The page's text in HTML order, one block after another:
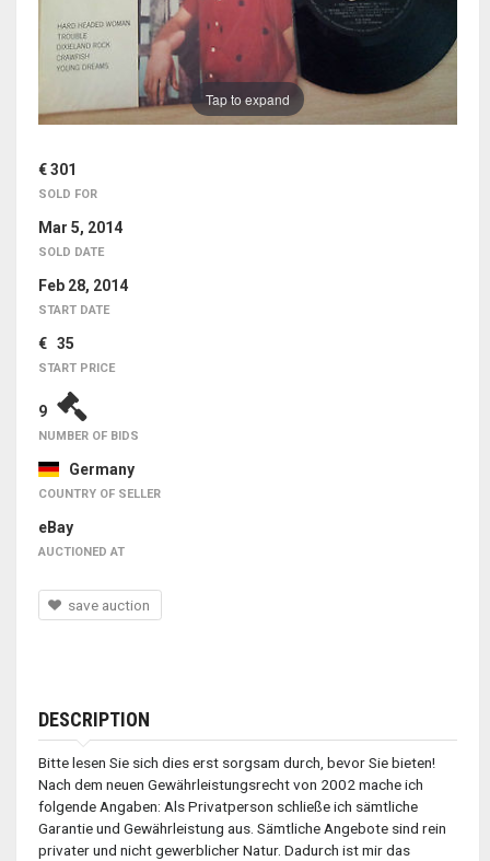
Tap to expand
€ 301
SOLD FOR
Mar 5, 2014
SOLD DATE
Feb 28, 2014
START DATE
€ 35
START PRICE
9
NUMBER OF BIDS
Germany
COUNTRY OF SELLER
eBay
AUCTIONED AT
save auction
DESCRIPTION
Bitte lesen Sie sich dies erst sorgsam durch, bevor Sie bieten!
Nach dem neuen Gewährleistungsrecht von 2002 mache ich
folgende Angaben: Als Privatperson schließe ich sämtliche
Garantie und Gewährleistung aus. Sämtliche Angebote sind rein
privater und nicht gewerblicher Natur. Dadurch ist mir das